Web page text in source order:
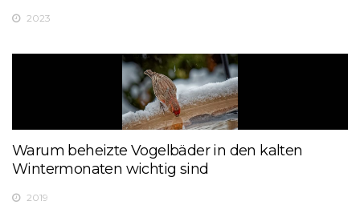
2023
Warum beheizte Vogelbäder in den kalten
Wintermonaten wichtig sind
2019